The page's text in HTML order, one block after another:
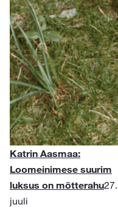
Katrin Aasmaa:
Loomeinimese suurim
luksus on mõtterahu27.
juuli